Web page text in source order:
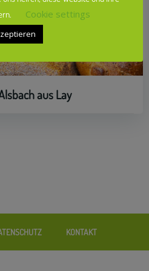
aus Lay
KONTAKT
Cookie settings